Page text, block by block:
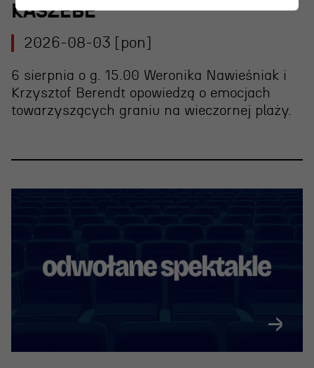
KASZËBË
2026-08-03 [pon]
6 sierpnia o g. 15.00 Weronika Nawieśniak i
Krzysztof Berendt opowiedzą o emocjach
towarzyszących graniu na wieczornej plaży.